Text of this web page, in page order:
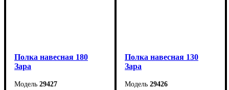
Полка навесная 180
Зара
29427
Полка навесная 130
Зара
29426